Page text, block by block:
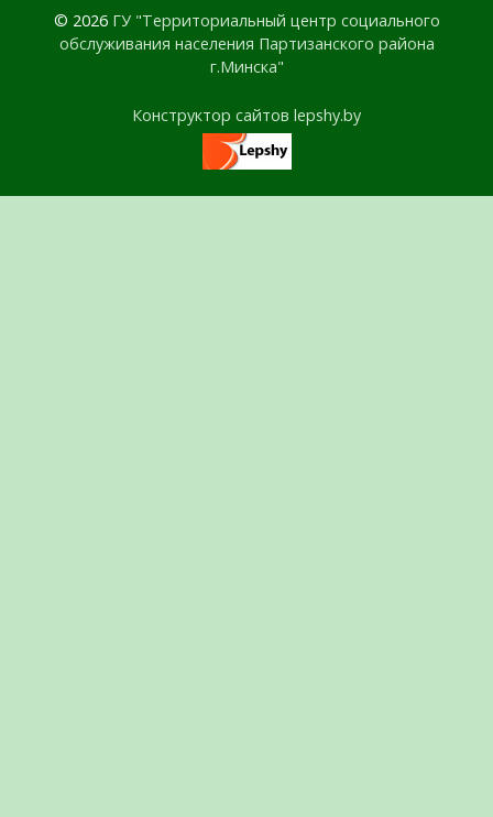
© 2026 ГУ "Территориальный центр социального
обслуживания населения Партизанского района
г.Минска"
Конструктор сайтов lepshy.by